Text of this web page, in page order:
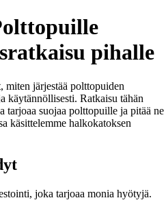
pihalle
järjestää polttopuiden
käytännöllisesti. Ratkaisu tähän
tarjoaa suojaa polttopuille ja pitää ne
käsittelemme halkokatoksen
joka tarjoaa monia hyötyjä.